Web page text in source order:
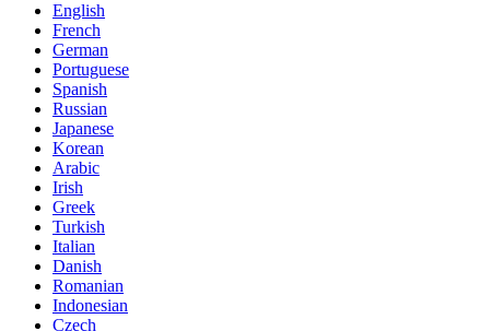
English
French
German
Portuguese
Spanish
Russian
Japanese
Korean
Arabic
Irish
Greek
Turkish
Italian
Danish
Romanian
Indonesian
Czech